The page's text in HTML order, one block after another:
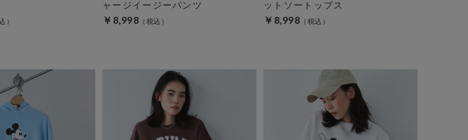
ャージイージーパンツ
￥8,998
ットソートップス
￥8,998